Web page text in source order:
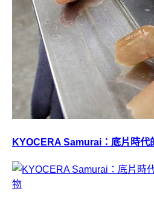
KYOCERA Samurai：底片時代